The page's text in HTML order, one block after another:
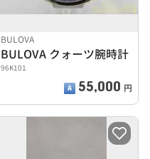
BULOVA
BULOVA クォーツ腕時計
96K101
55,000 円